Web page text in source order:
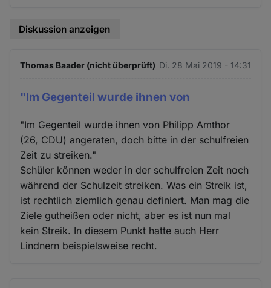
Diskussion anzeigen
Thomas Baader (nicht überprüft) Di. 28 Mai 2019 - 14:31
"Im Gegenteil wurde ihnen von
"Im Gegenteil wurde ihnen von Philipp Amthor
(26, CDU) angeraten, doch bitte in der schulfreien
Zeit zu streiken."
Schüler können weder in der schulfreien Zeit noch
während der Schulzeit streiken. Was ein Streik ist,
ist rechtlich ziemlich genau definiert. Man mag die
Ziele gutheißen oder nicht, aber es ist nun mal
kein Streik. In diesem Punkt hatte auch Herr
Lindnern beispielsweise recht.